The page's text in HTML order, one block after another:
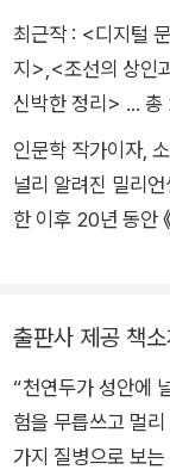
최근작 : <디지털
지> <조선의 상인
신박한 정리> … 총
인문학 작가이자, 소설가이며
널리 알려진 밀리언
한 이후 20년 동안
읽는 대한민국 대통
화에 따라 일본에서
으로 읽는 대한민국
조실록》, 태국과 대
출판사 제공 책소
“천연두가 성안에 널리 퍼져 있는
험을 무릅쓰고 멀리 가십니
가지 질병으로 보